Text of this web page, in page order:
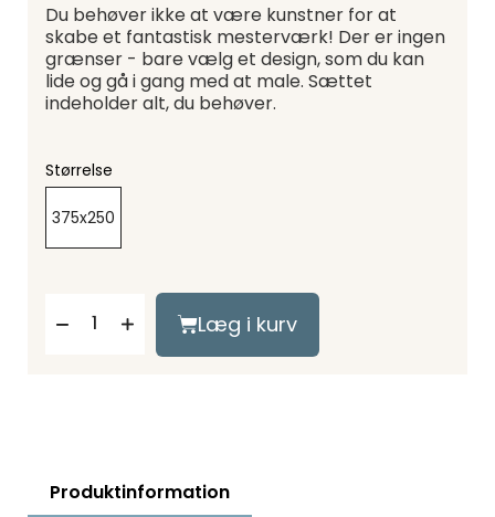
Du behøver ikke at være kunstner for at
skabe et fantastisk mesterværk! Der er ingen
grænser - bare vælg et design, som du kan
lide og gå i gang med at male. Sættet
indeholder alt, du behøver.
Størrelse
375x250
Læg i kurv
Produktinformation